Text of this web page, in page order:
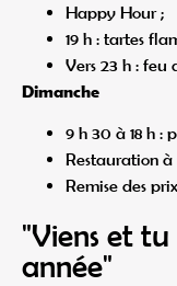
Happy Hour ;
19 h : tartes
Vers 23 h : feu
Dimanche
9 h 30 à 18 h :
Restauration
Remise des
"Viens et
année"